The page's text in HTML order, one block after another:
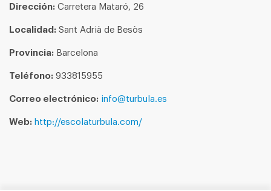
Dirección: Carretera Mataró, 26
Localidad: Sant Adrià de Besòs
Provincia: Barcelona
Teléfono: 933815955
Correo electrónico: info@turbula.es
Web: http://escolaturbula.com/